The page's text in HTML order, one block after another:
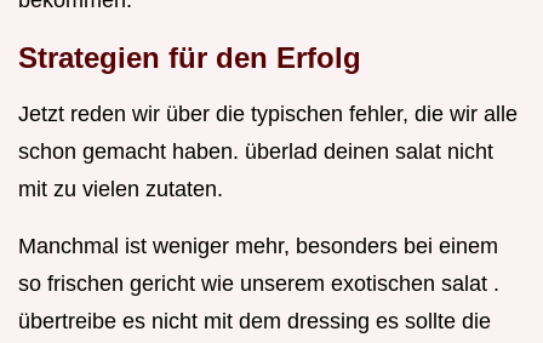
Strategien für den Erfolg
Jetzt reden wir über die typischen fehler, die wir alle
schon gemacht haben. überlad deinen salat nicht
mit zu vielen zutaten.
Manchmal ist weniger mehr, besonders bei einem
so frischen gericht wie unserem exotischen salat .
übertreibe es nicht mit dem dressing es sollte die